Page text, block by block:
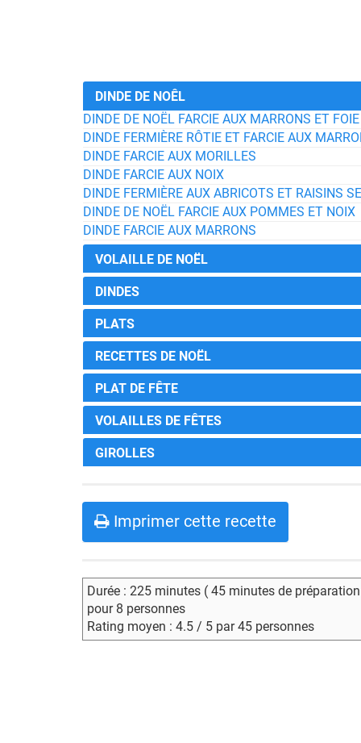
DINDE DE NOÊL
DINDE DE NOËL FARCIE AUX MARRONS ET
DINDE FERMIÈRE RÔTIE ET FARCIE AUX
DINDE FARCIE AUX MORILLES
DINDE FARCIE AUX NOIX
DINDE FERMIÈRE AUX ABRICOTS ET RAISINS
DINDE DE NOËL FARCIE AUX POMMES ET NOIX
DINDE FARCIE AUX MARRONS
VOLAILLE DE NOËL
DINDES
PLATS
RECETTES DE NOËL
PLAT DE FÊTE
VOLAILLES DE FÊTES
GIROLLES
Imprimer cette recette
Durée : 225 minutes ( 45 minutes de
pour 8 personnes
Rating moyen : 4.5 / 5 par 45 personnes